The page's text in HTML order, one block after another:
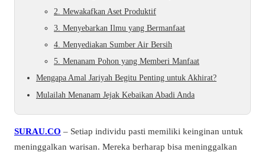
2. Mewakafkan Aset Produktif
3. Menyebarkan Ilmu yang Bermanfaat
4. Menyediakan Sumber Air Bersih
5. Menanam Pohon yang Memberi Manfaat
Mengapa Amal Jariyah Begitu Penting untuk Akhirat?
Mulailah Menanam Jejak Kebaikan Abadi Anda
SURAU.CO – Setiap individu pasti memiliki keinginan untuk
meninggalkan warisan. Mereka berharap bisa meninggalkan